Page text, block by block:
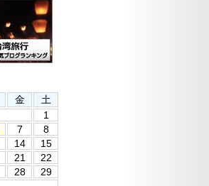
金
土
1
7
8
14
15
21
22
28
29